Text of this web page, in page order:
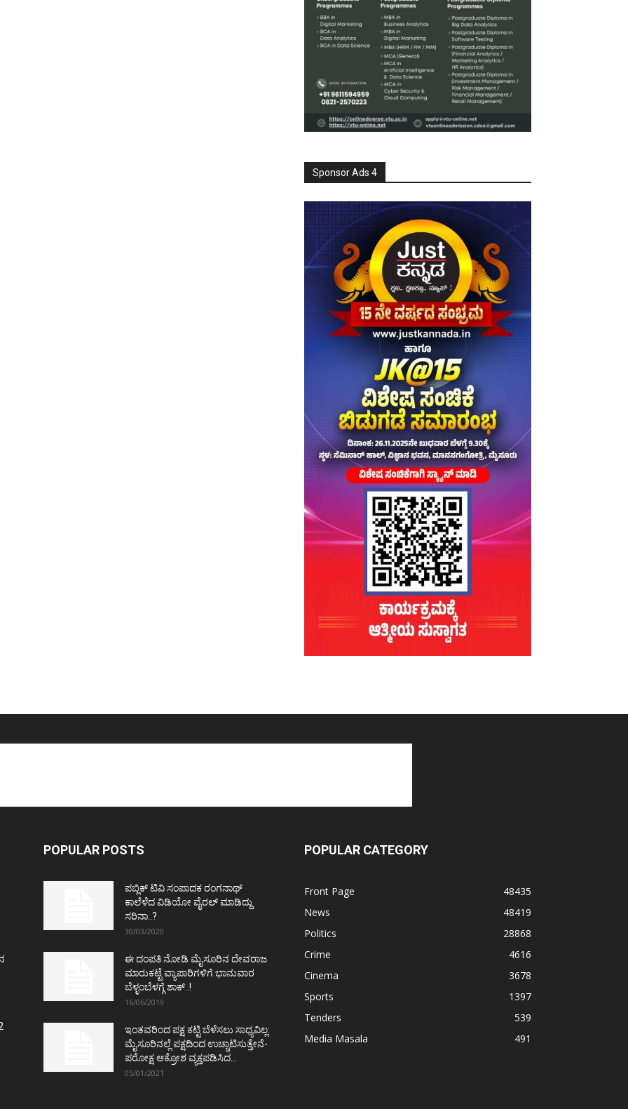
Sponsor Ads 4
POPULAR POSTS
ಪಬ್ಲಿಕ್ ಟಿವಿ ಸಂಪಾದಕ ರಂಗನಾಥ್
ಕಾಲೆಳೆದ ವಿಡಿಯೋ ವೈರಲ್ ಮಾಡಿದ್ದು
ಸರಿನಾ..?
30/03/2020
ಈ ದಂಪತಿ ನೋಡಿ ಮೈಸೂರಿನ ದೇವರಾಜ
ಮಾರುಕಟ್ಟೆ ವ್ಯಾಪಾರಿಗಳಿಗೆ ಭಾನುವಾರ
ಬೆಳ್ಳಂಬೆಳಗ್ಗೆ ಶಾಕ್..!
16/06/2019
ಇಂತವರಿಂದ ಪಕ್ಷ ಕಟ್ಟಿ ಬೆಳೆಸಲು ಸಾಧ್ಯವಿಲ್ಲ:
ಮೈಸೂರಿನಲ್ಲೆ ಪಕ್ಷದಿಂದ ಉಚ್ಚಾಟಿಸುತ್ತೇನೆ-
ಪರೋಕ್ಷ ಆಕ್ರೋಶ ವ್ಯಕ್ತಪಡಿಸಿದ...
05/01/2021
POPULAR CATEGORY
Front Page
48435
News
48419
Politics
28868
Crime
4616
Cinema
3678
Sports
1397
Tenders
539
Media Masala
491